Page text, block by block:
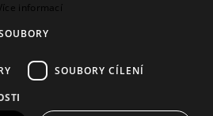
Info
Kontakt
informací
SOUBORY CÍLENÍ